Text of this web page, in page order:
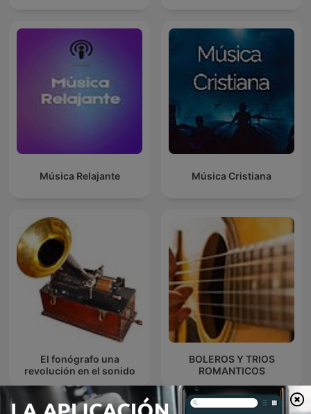
Música Relajante Música Cristiana
El fonógrafo una
revolución en el sonido
BOLEROS Y TRIOS
ROMANTICOS